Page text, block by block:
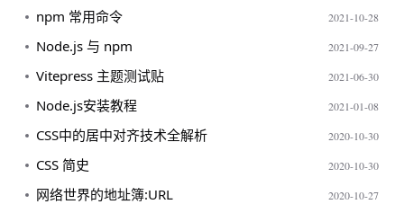
npm 常用命令 2021-10-28
Node.js 与 npm 2021-09-27
Vitepress 主题测试贴 2021-06-30
Node.js安装教程 2021-01-08
CSS中的居中对齐技术全解析 2020-10-30
CSS 简史 2020-10-30
网络世界的地址簿:URL 2020-10-27